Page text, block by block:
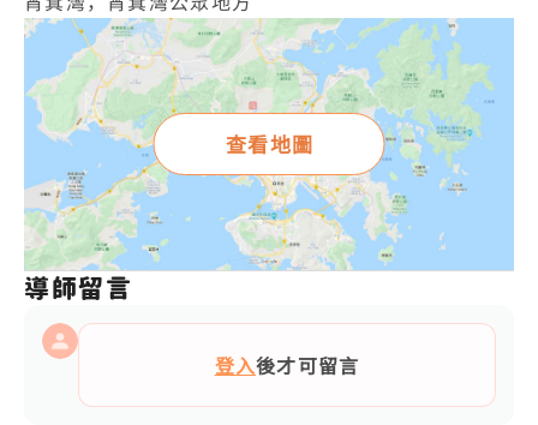
查看地圖
導師留言
登入後才可留言